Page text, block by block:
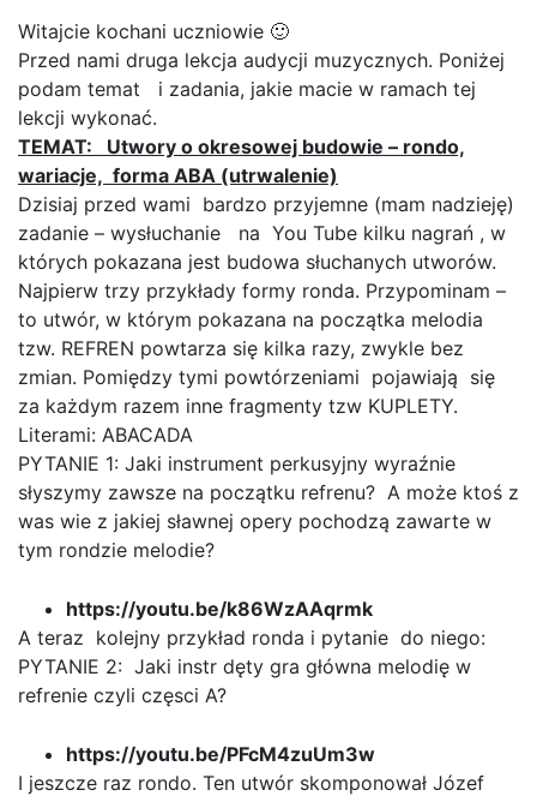
Witajcie kochani uczniowie 🙂
Przed nami druga lekcja audycji muzycznych. Poniżej
podam temat i zadania, jakie macie w ramach tej
lekcji wykonać.
TEMAT: Utwory o okresowej budowie – rondo,
wariacje, forma ABA (utrwalenie)
Dzisiaj przed wami bardzo przyjemne (mam nadzieję)
zadanie – wysłuchanie na You Tube kilku nagrań , w
których pokazana jest budowa słuchanych utworów.
Najpierw trzy przykłady formy ronda. Przypominam –
to utwór, w którym pokazana na początka melodia
tzw. REFREN powtarza się kilka razy, zwykle bez
zmian. Pomiędzy tymi powtórzeniami pojawiają się
za każdym razem inne fragmenty tzw KUPLETY.
Literami: ABACADA
PYTANIE 1: Jaki instrument perkusyjny wyraźnie
słyszymy zawsze na początku refrenu? A może ktoś z
was wie z jakiej sławnej opery pochodzą zawarte w
tym rondzie melodie?
https://youtu.be/k86WzAAqrmk
A teraz kolejny przykład ronda i pytanie do niego:
PYTANIE 2: Jaki instr dęty gra główna melodię w
refrenie czyli częsci A?
https://youtu.be/PFcM4zuUm3w
I jeszcze raz rondo. Ten utwór skomponował Józef